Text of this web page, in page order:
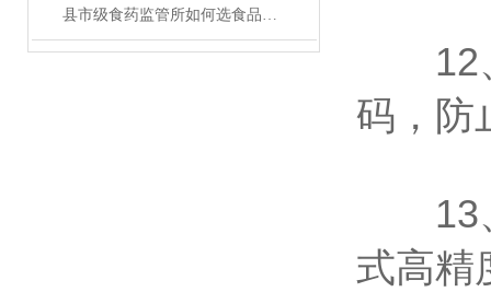
县市级食药监管所如何选食品安全检测仪
12、
码，防
13、
式高精